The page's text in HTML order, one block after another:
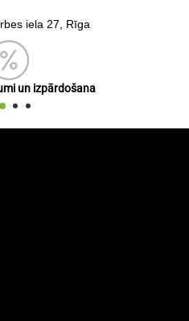
iela 27, Rīga
un izpārdošana